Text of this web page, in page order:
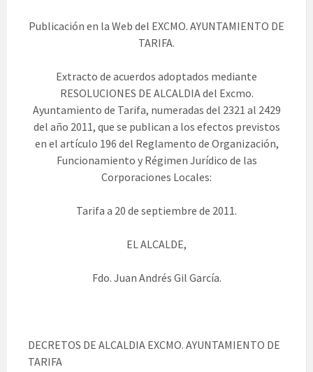
Publicación en la Web del EXCMO. AYUNTAMIENTO DE
TARIFA.
Extracto de acuerdos adoptados mediante
RESOLUCIONES DE ALCALDIA del Excmo.
Ayuntamiento de Tarifa, numeradas del 2321 al 2429
del año 2011, que se publican a los efectos previstos
en el artículo 196 del Reglamento de Organización,
Funcionamiento y Régimen Jurídico de las
Corporaciones Locales:
Tarifa a 20 de septiembre de 2011.
EL ALCALDE,
Fdo. Juan Andrés Gil García.
DECRETOS DE ALCALDIA EXCMO. AYUNTAMIENTO DE
TARIFA